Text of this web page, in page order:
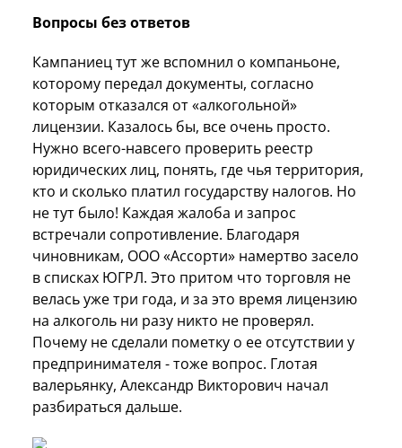
Вопросы без ответов
Кампаниец тут же вспомнил о компаньоне,
которому передал документы, согласно
которым отказался от «алкогольной»
лицензии. Казалось бы, все очень просто.
Нужно всего-навсего проверить реестр
юридических лиц, понять, где чья территория,
кто и сколько платил государству налогов. Но
не тут было! Каждая жалоба и запрос
встречали сопротивление. Благодаря
чиновникам, ООО «Ассорти» намертво засело
в списках ЮГРЛ. Это притом что торговля не
велась уже три года, и за это время лицензию
на алкоголь ни разу никто не проверял.
Почему не сделали пометку о ее отсутствии у
предпринимателя - тоже вопрос. Глотая
валерьянку, Александр Викторович начал
разбираться дальше.